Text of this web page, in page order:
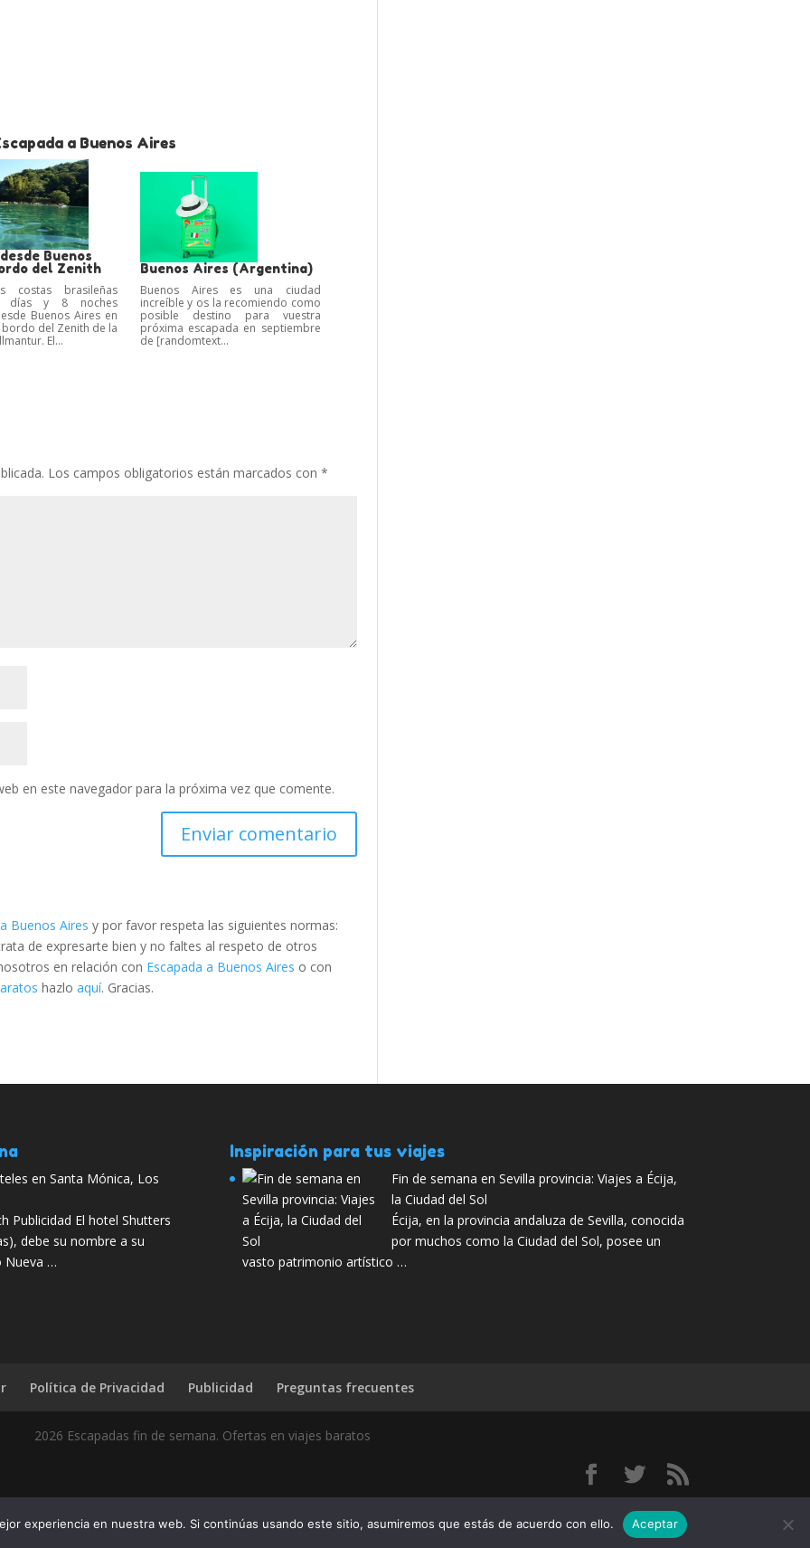
a Buenos Aires
Buenos
del Zenith
costas brasileñas
días y 8 noches
Buenos Aires en
del Zenith de la
El...
Buenos Aires (Argentina)
Buenos Aires es una ciudad
increíble y os la recomiendo como
posible destino para vuestra
próxima escapada en septiembre
de [randomtext...
Los campos obligatorios están marcados con*
en este navegador para la próxima vez que comente.
Buenos Aires y por favor respeta las siguientes normas:
de expresarte bien y no faltes al respeto de otros
en relación con Escapada a Buenos Aires o con
hazloaquí. Gracias.
en Santa Mónica, Los
Publicidad El hotel Shutters
debe su nombre a su
Nueva …
Inspiración para tus viajes
Fin de semana en Sevilla provincia: Viajes a Écija,
la Ciudad del Sol
Écija, en la provincia andaluza de Sevilla, conocida
por muchos como la Ciudad del Sol, posee un
vasto patrimonio artístico …
Política de Privacidad Publicidad Preguntas frecuentes
2026 Escapadas fin de semana. Ofertas en viajes baratos
experiencia en nuestra web. Si continúas usando este sitio, asumiremos que estás de acuerdo con ello. Aceptar
Aires? Pues díselo a tus amigos, compártelo con todo el mundo: